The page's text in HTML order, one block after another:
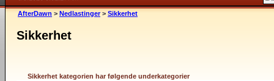
AfterDawn > Nedlastinger > Sikkerhet
Sikkerhet
Sikkerhet kategorien har følgende underkategorier